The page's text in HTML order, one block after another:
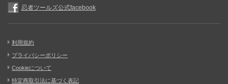
忍者ツールズ公式facebook
利用規約
プライバシーポリシー
Cookieについて
特定商取引法に基づく表記